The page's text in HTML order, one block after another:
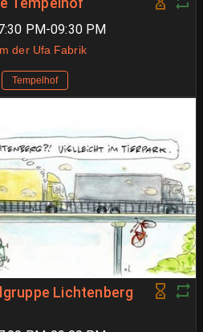
Tempelhof
PM-09:30 PM
der Ufa Fabrik
Tempelhof
Lichtenberg